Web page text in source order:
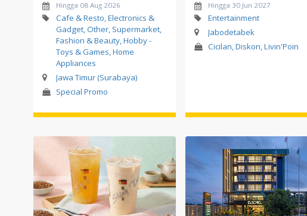
Hingga 08 Aug 2026
Cafe & Resto, Electronics &
Gadget, Other, Supermarket,
Fashion & Beauty, Hobby -
Toys & Games, Home
Appliances
Jawa Timur (Surabaya)
Special Promo
Hingga 30 Jun 2027
Entertainment
Jabodetabek
Cicilan, Diskon, Livin'Poin